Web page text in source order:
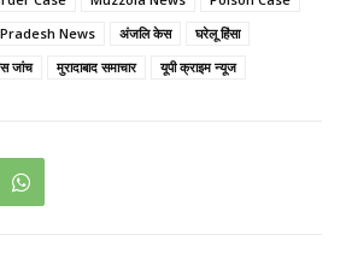
News अंजलि केस
घरेलू हिंसा
जांच मुरादाबाद समाचार यूपी क्राइम न्यूज